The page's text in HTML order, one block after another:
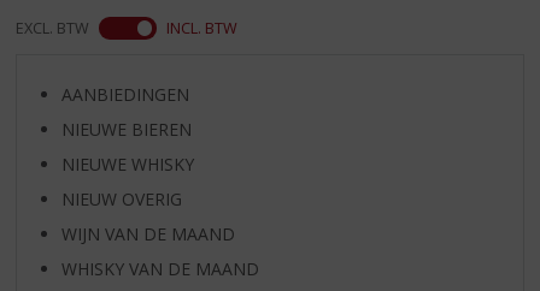
a
EXCL. BTW INCL. BTW
AANBIEDINGEN
NIEUWE BIEREN
NIEUWE WHISKY
NIEUW OVERIG
WIJN VAN DE MAAND
WHISKY VAN DE MAAND